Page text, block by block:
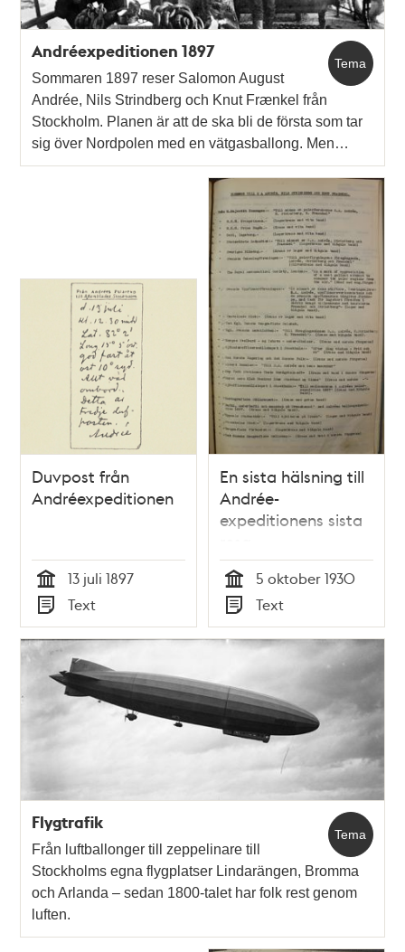
Tema
Andréexpeditionen 1897
Sommaren 1897 reser Salomon August
Andrée, Nils Strindberg och Knut Frænkel från
Stockholm. Planen är att de ska bli de första som tar
sig över Nordpolen med en vätgasballong. Men…
Duvpost från
Andréexpeditionen
Tid
13 juli 1897
Typ
Text
En sista hälsning till
Andrée-
expeditionens sista
Tid
5 oktober 1930
Typ
Text
Tema
Flygtrafik
Från luftballonger till zeppelinare till
Stockholms egna flygplatser Lindarängen, Bromma
och Arlanda – sedan 1800-talet har folk rest genom
luften.